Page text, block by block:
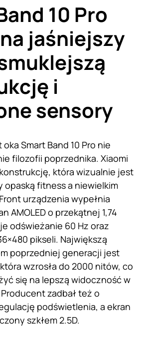
10 Pro
jaśniejszy
i
sensory
Smart Band 10 Pro nie
filozofii poprzednika. Xiaomi
która wizualnie jest
opaską fitness a niewielkim
urządzenia wypełnia
AMOLED o przekątnej 1,74
odświeżanie 60 Hz oraz
pikseli. Największą
poprzedniej generacji jest
wzrosła do 2000 nitów, co
się na lepszą widoczność w
zadbał też o
podświetlenia, a ekran
szkłem 2.5D.